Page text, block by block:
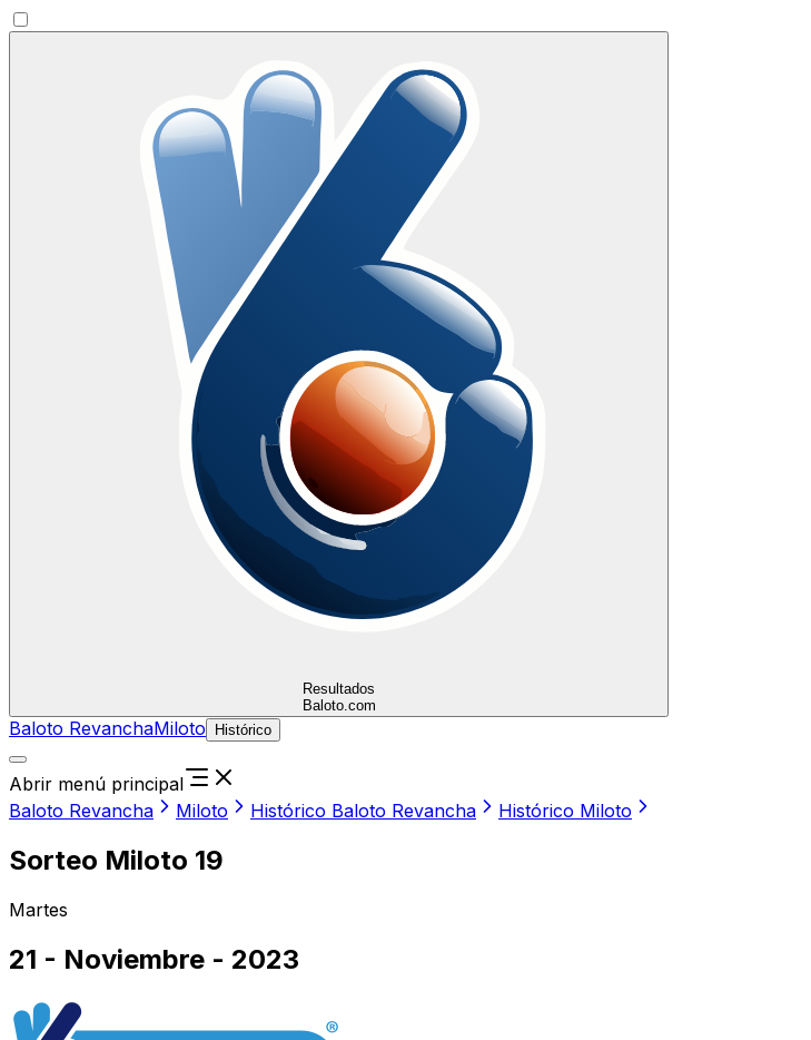
Resultados
Baloto.com
Baloto RevanchaMiloto Histórico
Abrir menú principal
Baloto Revancha
Miloto Histórico Baloto Revancha Histórico Miloto
Sorteo Miloto 19
Martes
21 - Noviembre - 2023